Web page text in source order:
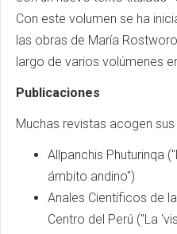
Con este volumen se ha
las obras de María
largo de varios volúmenes
Publicaciones
Muchas revistas acogen
Allpanchis Phuturinqa
ámbito andino")
Anales Científicos de
Centro del Perú ("La